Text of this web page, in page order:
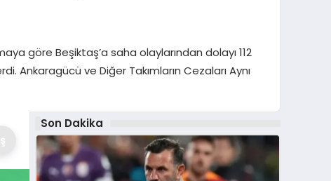
göre Beşiktaş’a saha olaylarından dolayı 112
Ankaragücü ve Diğer Takımların Cezaları Aynı
Son Dakika